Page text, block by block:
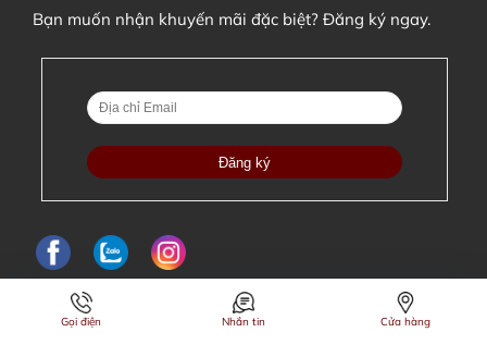
Bạn muốn nhận khuyến mãi đặc biệt? Đăng ký ngay.
Gọi điện Nhắn tin Cửa hàng